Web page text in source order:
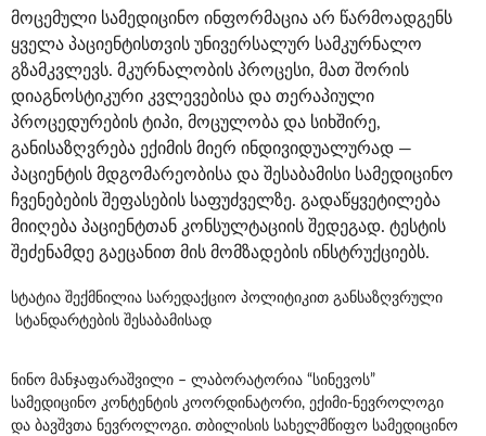
მოცემული სამედიცინო ინფორმაცია არ წარმოადგენს
ყველა პაციენტისთვის უნივერსალურ სამკურნალო
გზამკვლევს. მკურნალობის პროცესი, მათ შორის
დიაგნოსტიკური კვლევებისა და თერაპიული
პროცედურების ტიპი, მოცულობა და სიხშირე,
განისაზღვრება ექიმის მიერ ინდივიდუალურად —
პაციენტის მდგომარეობისა და შესაბამისი სამედიცინო
ჩვენებების შეფასების საფუძველზე. გადაწყვეტილება
მიიღება პაციენტთან კონსულტაციის შედეგად. ტესტის
შეძენამდე გაეცანით მის მომზადების ინსტრუქციებს.
სტატია შექმნილია სარედაქციო პოლიტიკით განსაზღვრული
სტანდარტების შესაბამისად
ნინო მანჯაფარაშვილი – ლაბორატორია “სინევოს”
სამედიცინო კონტენტის კოორდინატორი, ექიმი-ნევროლოგი
და ბავშვთა ნევროლოგი. თბილისის სახელმწიფო სამედიცინო